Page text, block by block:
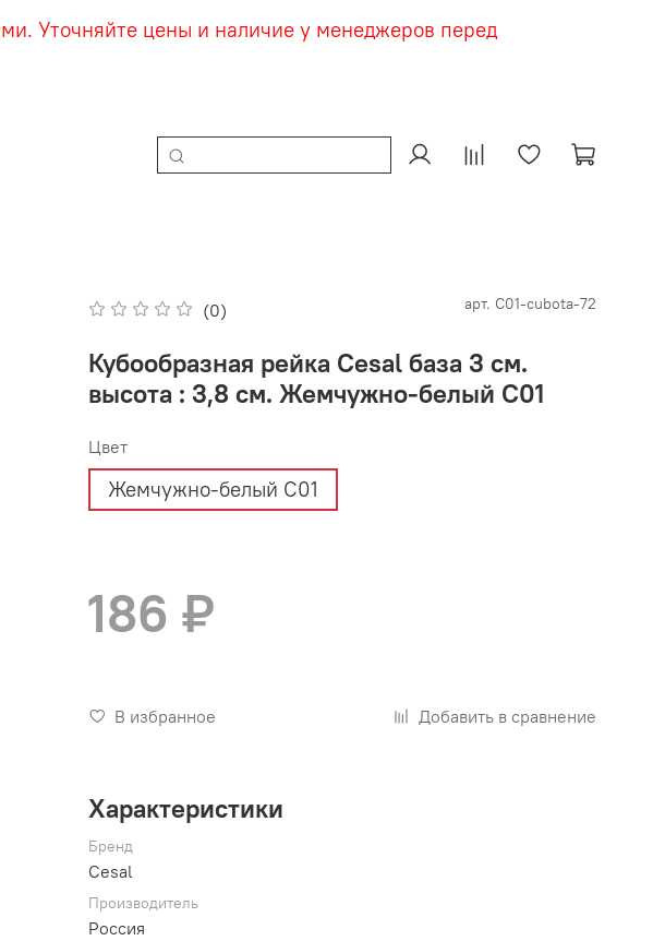
Уточняйте цены и наличие у менеджеров перед
(0) арт. С01-cubota-72
Кубообразная рейка Cesal база 3 см.
высота : 3,8 см. Жемчужно-белый С01
Цвет
Жемчужно-белый С01
186 ₽
В избранное Добавить в сравнение
Характеристики
Бренд
Cesal
Производитель
Россия